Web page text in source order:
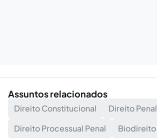
Assuntos relacionados
Direito Constitucional
Direito Penal
Direito Processual Penal
Biodireito